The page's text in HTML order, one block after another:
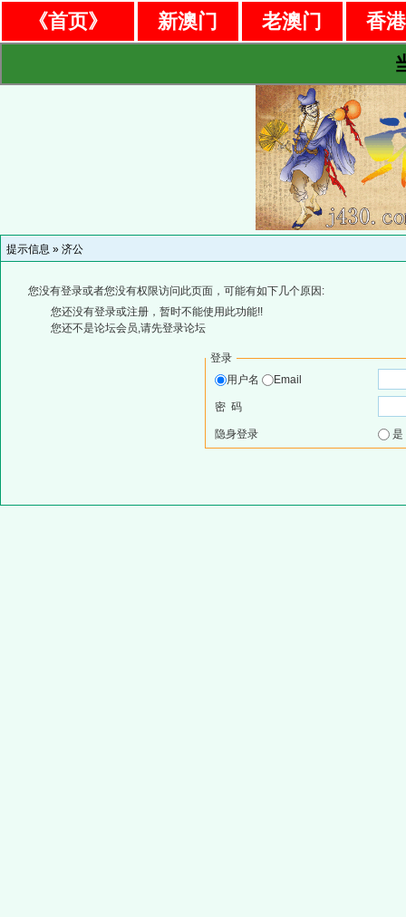
《首页》 新澳门 老澳门
香
提示信息 » 济公
您没有登录或者您没有权限访问此页面，可能有如下几个原因:
您还没有登录或注册，暂时不能使用此功能!!
您还不是论坛会员,请先登录论坛
登录
用户名
Email
密 码
隐身登录